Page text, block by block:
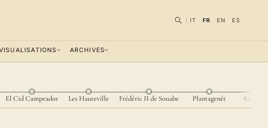
IT FR EN ES
ARCHIVES
El Cid Campeador Les Hauteville Frédéric II de Souabe Plantagenêt Gengis